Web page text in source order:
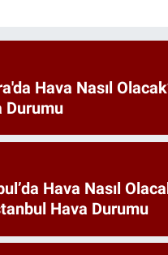
Hava Nasıl
Durumu
Hava Nasıl
Hava Durumu